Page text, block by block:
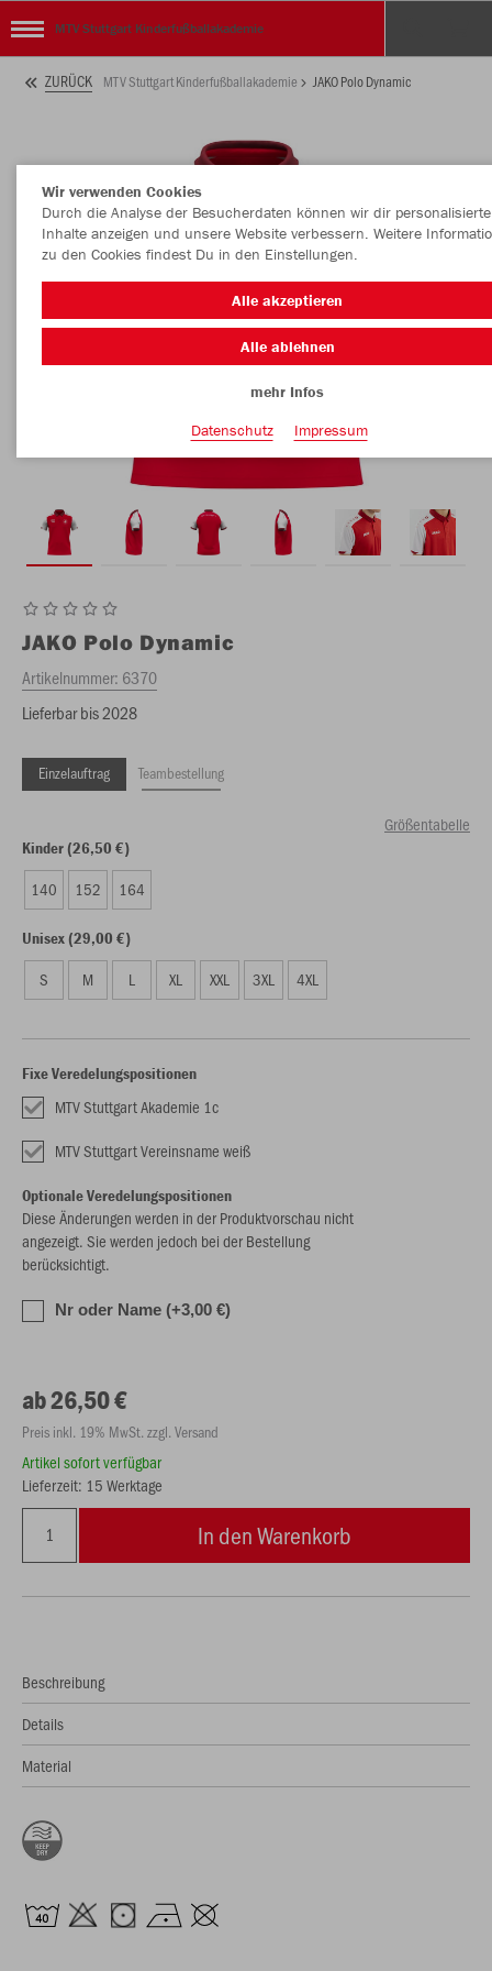
MTV Stuttgart Kinderfußballakademie
ZURÜCK MTV Stuttgart Kinderfußballakademie JAKO Polo Dynamic
JAKO Polo Dynamic
Artikelnummer: 6370
Lieferbar bis 2028
Einzelauftrag Teambestellung
Größentabelle
Kinder (26,50 €)
140 152 164
Unisex (29,00 €)
S M L XL XXL 3XL 4XL
Fixe Veredelungspositionen
MTV Stuttgart Akademie 1c
MTV Stuttgart Vereinsname weiß
Optionale Veredelungspositionen
Diese Änderungen werden in der Produktvorschau nicht
angezeigt. Sie werden jedoch bei der Bestellung
berücksichtigt.
Nr oder Name (+3,00 €)
ab 26,50 €
Preis inkl. 19% MwSt. zzgl. Versand
Artikel sofort verfügbar
Lieferzeit: 15 Werktage
In den Warenkorb
Beschreibung
Details
Material
Wir verwenden Cookies
Durch die Analyse der Besucherdaten können wir dir personalisierte
Inhalte anzeigen und unsere Website verbessern. Weitere
zu den Cookies findest Du in den Einstellungen.
Alle akzeptieren
Alle ablehnen
mehr Infos
Datenschutz
Impressum